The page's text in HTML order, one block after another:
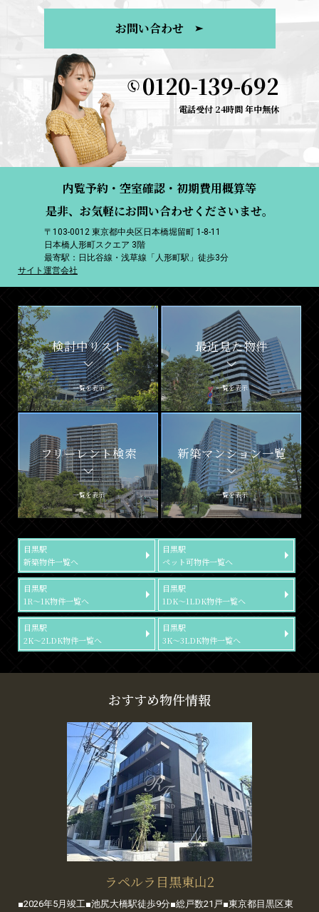
お問い合わせ
0120-139-692
電話受付 24時間 年中無休
内覧予約・空室確認・初期費用概算等
是非、お気軽にお問い合わせくださいませ。
〒103-0012 東京都中央区日本橋堀留町 1-8-11
日本橋人形町スクエア 3階
最寄駅：日比谷線・浅草線「人形町駅」徒歩3分
サイト運営会社
検討中リスト
一覧を表示
最近見た物件
一覧を表示
フリーレント検索
一覧を表示
新築マンション一覧
一覧を表示
目黒駅
新築物件一覧へ
目黒駅
ペット可物件一覧へ
目黒駅
1R～1K物件一覧へ
目黒駅
1DK～1LDK物件一覧へ
目黒駅
2K～2LDK物件一覧へ
目黒駅
3K～3LDK物件一覧へ
おすすめ物件情報
ラペルラ目黒東山2
■2026年5月竣工■池尻大橋駅徒歩9分■総戸数21戸■東京都目黒区東